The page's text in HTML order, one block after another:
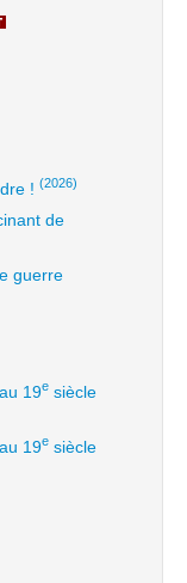
! (2026)
de
guerre
19e siècle
19e siècle